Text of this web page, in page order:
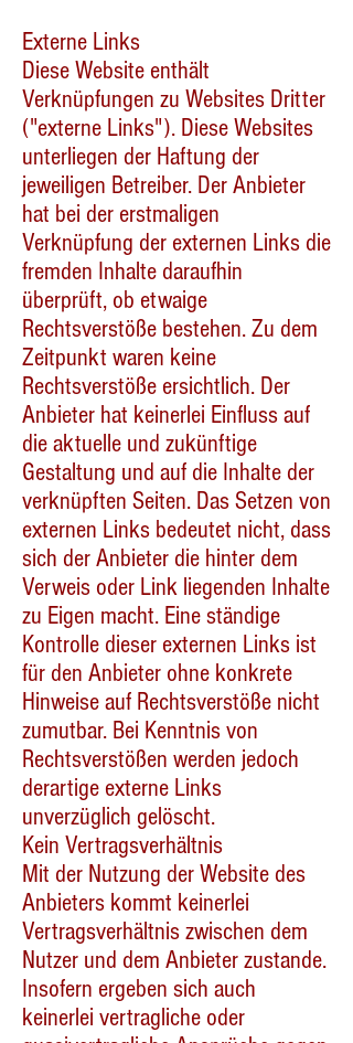
Externe Links
Diese Website enthält
Verknüpfungen zu Websites Dritter
("externe Links"). Diese Websites
unterliegen der Haftung der
jeweiligen Betreiber. Der Anbieter
hat bei der erstmaligen
Verknüpfung der externen Links die
fremden Inhalte daraufhin
überprüft, ob etwaige
Rechtsverstöße bestehen. Zu dem
Zeitpunkt waren keine
Rechtsverstöße ersichtlich. Der
Anbieter hat keinerlei Einfluss auf
die aktuelle und zukünftige
Gestaltung und auf die Inhalte der
verknüpften Seiten. Das Setzen von
externen Links bedeutet nicht, dass
sich der Anbieter die hinter dem
Verweis oder Link liegenden Inhalte
zu Eigen macht. Eine ständige
Kontrolle dieser externen Links ist
für den Anbieter ohne konkrete
Hinweise auf Rechtsverstöße nicht
zumutbar. Bei Kenntnis von
Rechtsverstößen werden jedoch
derartige externe Links
unverzüglich gelöscht.
Kein Vertragsverhältnis
Mit der Nutzung der Website des
Anbieters kommt keinerlei
Vertragsverhältnis zwischen dem
Nutzer und dem Anbieter zustande.
Insofern ergeben sich auch
keinerlei vertragliche oder